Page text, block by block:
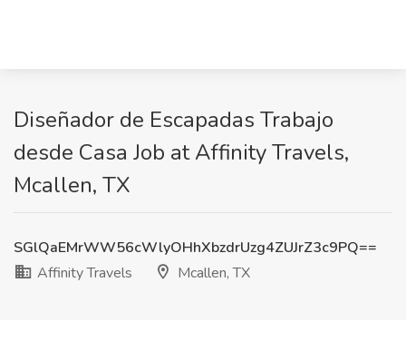
Diseñador de Escapadas Trabajo
desde Casa Job at Affinity Travels,
Mcallen, TX
SGlQaEMrWW56cWlyOHhXbzdrUzg4ZUJrZ3c9PQ==
Affinity Travels
Mcallen, TX